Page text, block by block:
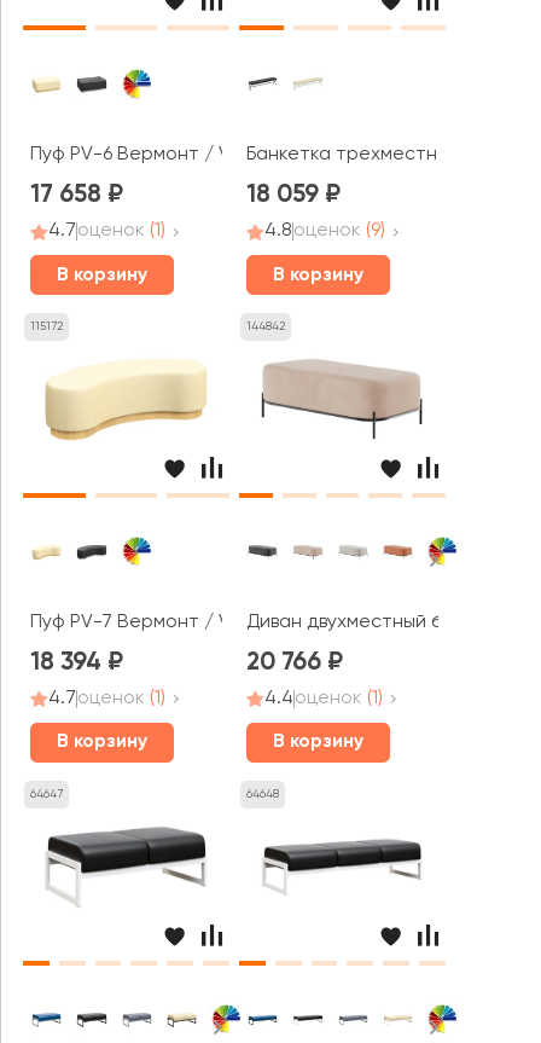
Пуф PV-6 Вермонт / Vermont
17 658
4.7оценок (1)
В корзину
Банкетка трехместная Некст /
18 059
4.8оценок (9)
В корзину
115172
Пуф PV-7 Вермонт / Vermont
18 394
4.7оценок (1)
В корзину
144842
Диван двухместный без
20 766
4.4оценок (1)
В корзину
64647 64648